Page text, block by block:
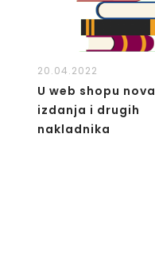
20.04.2022
U web shopu nova
izdanja i drugih
nakladnika